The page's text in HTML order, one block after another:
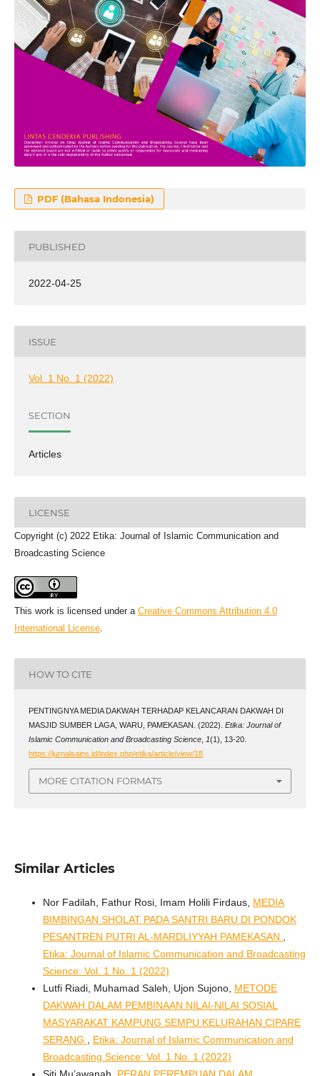
PDF (Bahasa Indonesia)
PUBLISHED
2022-04-25
ISSUE
Vol. 1 No. 1 (2022)
SECTION
Articles
LICENSE
Copyright (c) 2022 Etika: Journal of Islamic Communication and
Broadcasting Science
This work is licensed under a Creative Commons Attribution 4.0
International License.
HOW TO CITE
PENTINGNYA MEDIA DAKWAH TERHADAP KELANCARAN DAKWAH DI
MASJID SUMBER LAGA, WARU, PAMEKASAN. (2022). Etika: Journal of
Islamic Communication and Broadcasting Science, 1(1), 13-20.
https://jurnalsains.id/index.php/etika/article/view/18
MORE CITATION FORMATS
Similar Articles
Nor Fadilah, Fathur Rosi, Imam Holili Firdaus, MEDIA
BIMBINGAN SHOLAT PADA SANTRI BARU DI PONDOK
PESANTREN PUTRI AL-MARDLIYYAH PAMEKASAN
Etika: Journal of Islamic Communication and Broadcasting
Science: Vol. 1 No. 1 (2022)
Lutfi Riadi, Muhamad Saleh, Ujon Sujono, METODE
DAKWAH DALAM PEMBINAAN NILAI-NILAI SOSIAL
MASYARAKAT KAMPUNG SEMPU KELURAHAN CIPARE
SERANG
Etika: Journal of Islamic Communication and
Broadcasting Science: Vol. 1 No. 1 (2022)
Siti Mu’awanah, PERAN PEREMPUAN DALAM